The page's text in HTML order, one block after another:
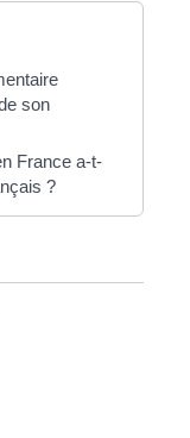
son
France a-t-
?